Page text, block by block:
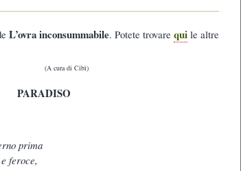
L’ovra inconsummabile. Potete trovare qui le altre
(A cura di Cibì)
PARADISO
prima
feroce,